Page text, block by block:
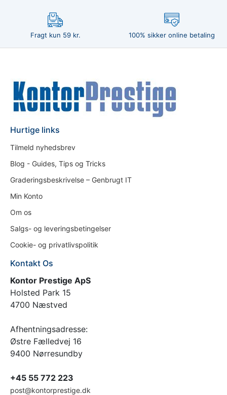
Fragt kun 59 kr. 100% sikker online betaling
Hurtige links
Tilmeld nyhedsbrev
Blog - Guides, Tips og Tricks
Graderingsbeskrivelse – Genbrugt IT
Min Konto
Om os
Salgs- og leveringsbetingelser
Cookie- og privatlivspolitik
Kontakt Os
Kontor Prestige ApS
Holsted Park 15
4700 Næstved
Afhentningsadresse:
Østre Fælledvej 16
9400 Nørresundby
+45 55 772 223
post@kontorprestige.dk